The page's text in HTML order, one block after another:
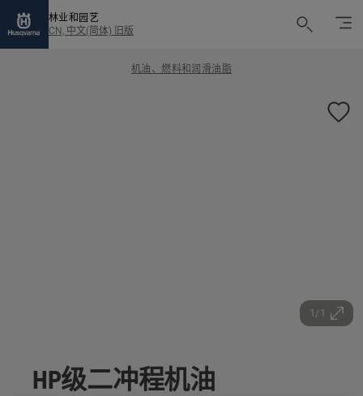
林业和园艺
CN, 中文(简体) 旧版
机油、燃料和润滑油脂
1/1
HP级二冲程机油